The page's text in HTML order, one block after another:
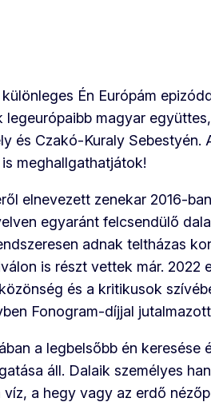
Én Európám
legeurópaibb magyar
és Czakó-Kuraly Sebestyén.
meghallgathatjátok!
elnevezett zenekar 2016-
egyaránt felcsendülő
adnak teltházas
is részt vettek már. 2022
és a kritikusok
Fonogram-díjjal
a legbelsőbb én keresése
áll. Dalaik személyes
a hegy vagy az erdő